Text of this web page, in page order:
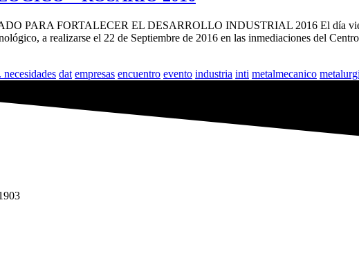
PARA FORTALECER EL DESARROLLO INDUSTRIAL 2016 El día
a realizarse el 22 de Septiembre de 2016 en las inmediaciones del
necesidades dat empresas encuentro evento industria inti metalmecanico